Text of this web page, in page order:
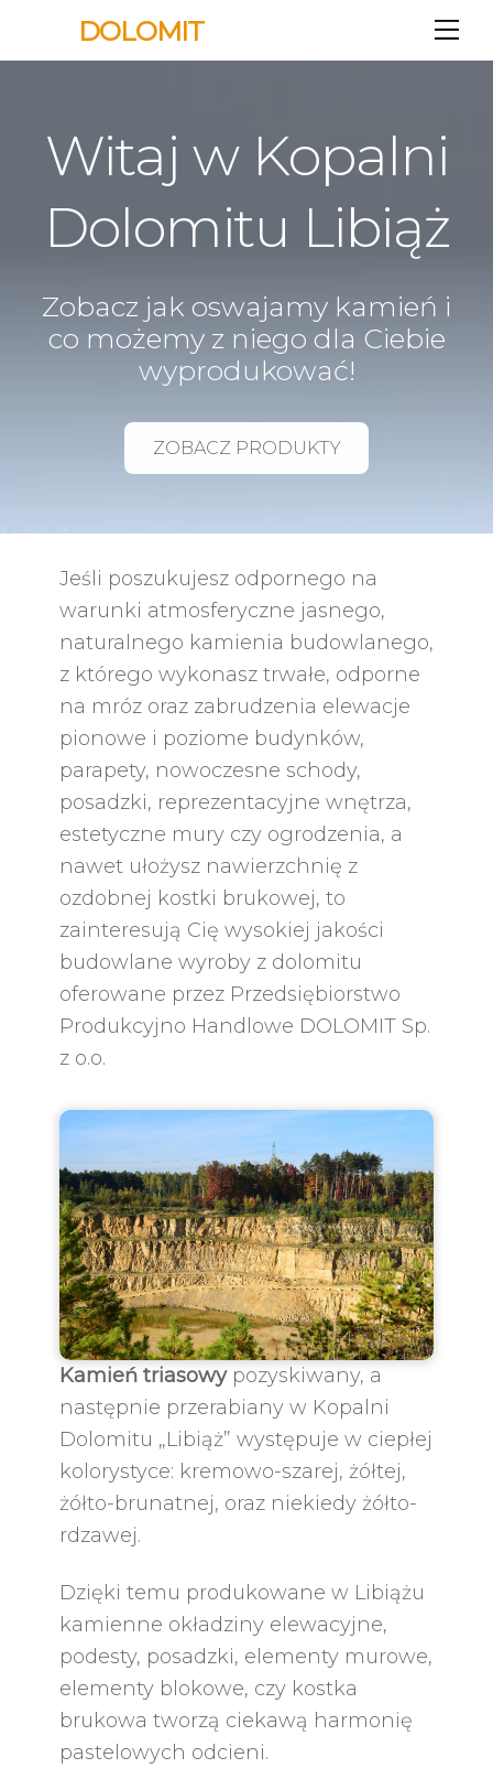
M
n
DOLOMIT
Witaj w Kopalni
Dolomitu Libiąż
Zobacz jak oswajamy kamień i
co możemy z niego dla Ciebie
wyprodukować!
ZOBACZ PRODUKTY
Jeśli poszukujesz odpornego na
warunki atmosferyczne jasnego,
naturalnego kamienia budowlanego,
z którego wykonasz trwałe, odporne
na mróz oraz zabrudzenia elewacje
pionowe i poziome budynków,
parapety, nowoczesne schody,
posadzki, reprezentacyjne wnętrza,
estetyczne mury czy ogrodzenia, a
nawet ułożysz nawierzchnię z
ozdobnej kostki brukowej, to
zainteresują Cię wysokiej jakości
budowlane wyroby z dolomitu
oferowane przez Przedsiębiorstwo
Produkcyjno Handlowe DOLOMIT Sp.
z o.o.
Kamień triasowypozyskiwany, a
następnie przerabiany w Kopalni
Dolomitu „Libiąż” występuje w ciepłej
kolorystyce: kremowo-szarej, żółtej,
żółto-brunatnej, oraz niekiedy żółto-
rdzawej.
Dzięki temu produkowane w Libiążu
kamienne okładziny elewacyjne,
podesty, posadzki, elementy murowe,
elementy blokowe, czy kostka
brukowa tworzą ciekawą harmonię
pastelowych odcieni.